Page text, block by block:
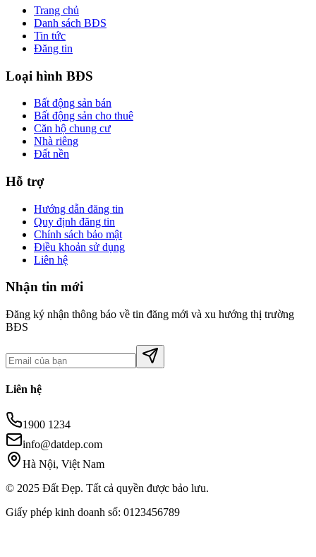
Trang chủ
Danh sách BĐS
Tin tức
Đăng tin
Loại hình BĐS
Bất động sản bán
Bất động sản cho thuê
Căn hộ chung cư
Nhà riêng
Đất nền
Hỗ trợ
Hướng dẫn đăng tin
Quy định đăng tin
Chính sách bảo mật
Điều khoản sử dụng
Liên hệ
Nhận tin mới
Đăng ký nhận thông báo về tin đăng mới và xu hướng thị trường
BĐS
Liên hệ
1900 1234
info@datdep.com
Hà Nội, Việt Nam
© 2025 Đất Đẹp. Tất cả quyền được bảo lưu.
Giấy phép kinh doanh số: 0123456789